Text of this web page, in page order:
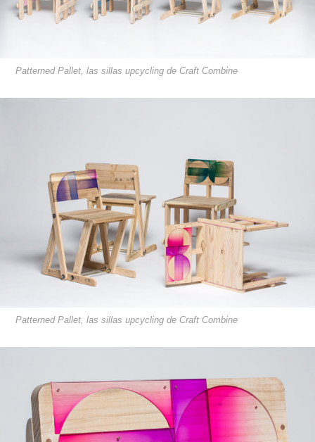
Patterned Pallet, las sillas upcycling de Craft Combine
Patterned Pallet, las sillas upcycling de Craft Combine